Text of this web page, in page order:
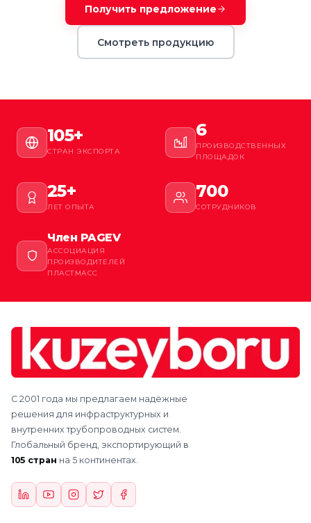
Получить предложение
Смотреть продукцию
105+
СТРАН ЭКСПОРТА
6
ПРОИЗВОДСТВЕННЫХ
ПЛОЩАДОК
25+
ЛЕТ ОПЫТА
700
СОТРУДНИКОВ
Член PAGEV
АССОЦИАЦИЯ
ПРОИЗВОДИТЕЛЕЙ
ПЛАСТМАСС
С 2001 года мы предлагаем надёжные
решения для инфраструктурных и
внутренних трубопроводных систем.
Глобальный бренд, экспортирующий в
105 стран на 5 континентах.